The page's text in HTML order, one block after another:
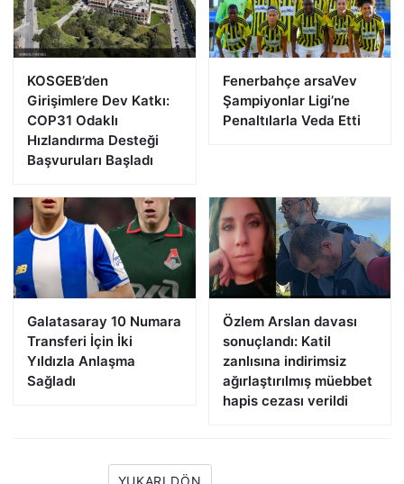
KOSGEB’den
Girişimlere Dev Katkı:
COP31 Odaklı
Hızlandırma Desteği
Başvuruları Başladı
Fenerbahçe arsaVev
Şampiyonlar Ligi’ne
Penaltılarla Veda Etti
Galatasaray 10 Numara
Transferi İçin İki
Yıldızla Anlaşma
Sağladı
Özlem Arslan davası
sonuçlandı: Katil
zanlısına indirimsiz
ağırlaştırılmış müebbet
hapis cezası verildi